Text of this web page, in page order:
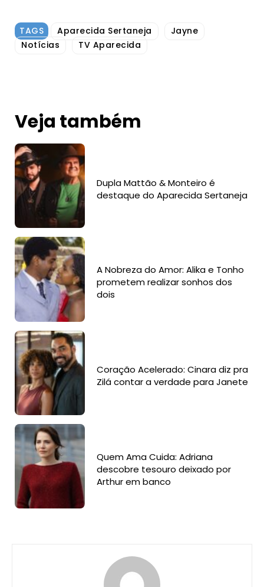
TAGS Aparecida Sertaneja
Jayne
Notícias
TV Aparecida
Veja também
Dupla Mattão & Monteiro é
destaque do Aparecida Sertaneja
A Nobreza do Amor: Alika e Tonho
prometem realizar sonhos dos
dois
Coração Acelerado: Cinara diz pra
Zilá contar a verdade para Janete
Quem Ama Cuida: Adriana
descobre tesouro deixado por
Arthur em banco